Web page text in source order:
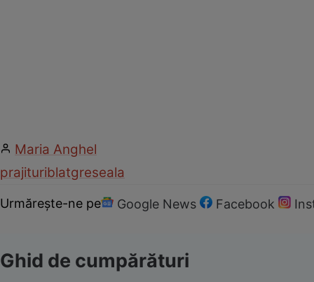
Maria Anghel
prajituriblatgreseala
Urmărește-ne pe Google News Facebook
Ghid de cumpărături